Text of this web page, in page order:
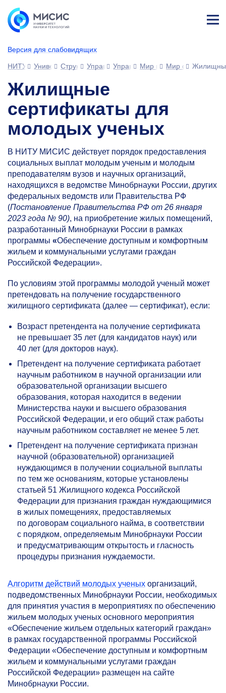
Версия для слабовидящих
ине
НИТУ МИСИСУниверситетСтруктура университета
УправленияУправление развития
Мир возможностей
Мир сотрудника
Жилищные
сертификаты для
молодых ученых
В НИТУ МИСИС действует порядок предоставления
социальных выплат молодым ученым и молодым
преподавателям вузов и научных организаций,
находящихся в ведомстве Минобрнауки России, других
федеральных ведомств или Правительства РФ
(Постановление Правительства РФ от 26 января
2023 года № 90), на приобретение жилых помещений,
разработанный Минобрнауки России в рамках
программы «Обеспечение доступным и комфортным
жильем и коммунальными услугами граждан
Российской Федерации».
По условиям этой программы молодой ученый может
претендовать на получение государственного
жилищного сертификата (далее — сертификат), если:
Возраст претендента на получение сертификата
не превышает 35 лет (для кандидатов наук) или
40 лет (для докторов наук).
Претендент на получение сертификата работает
научным работником в научной организации или
образовательной организации высшего
образования, которая находится в ведении
Министерства науки и высшего образования
Российской Федерации, и его общий стаж работы
научным работником составляет не менее 5 лет.
Претендент на получение сертификата признан
научной (образовательной) организацией
нуждающимся в получении социальной выплаты
по тем же основаниям, которые установлены
статьей 51 Жилищного кодекса Российской
Федерации для признания граждан нуждающимися
в жилых помещениях, предоставляемых
по договорам социального найма, в соответствии
с порядком, определяемым Минобрнауки России
и предусматривающим открытость и гласность
процедуры признания нуждаемости.
Алгоритм действий молодых ученых организаций,
подведомственных Минобрнауки России, необходимых
для принятия участия в мероприятиях по обеспечению
жильем молодых ученых основного мероприятия
«Обеспечение жильем отдельных категорий граждан»
в рамках государственной программы Российской
Федерации «Обеспечение доступным и комфортным
жильем и коммунальными услугами граждан
Российской Федерации» размещен на сайте
Минобрнауки России.